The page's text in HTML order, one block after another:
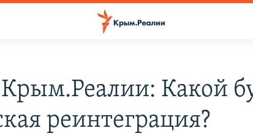
Какой
реинтеграция?